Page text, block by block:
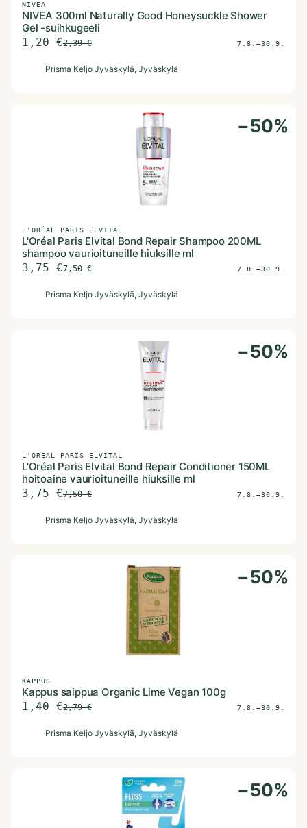
NIVEA
NIVEA 300ml Naturally Good Honeysuckle Shower
Gel -suihkugeeli
1,20 €2,39€ 7.8.–30.9.
Prisma Keljo Jyväskylä, Jyväskylä
−50%
L'ORÉAL PARIS ELVITAL
L'Oréal Paris Elvital Bond Repair Shampoo 200ML
shampoo vaurioituneille hiuksille ml
3,75 €7,50€ 7.8.–30.9.
Prisma Keljo Jyväskylä, Jyväskylä
−50%
L'ORÉAL PARIS ELVITAL
L'Oréal Paris Elvital Bond Repair Conditioner 150ML
hoitoaine vaurioituneille hiuksille ml
3,75 €7,50€ 7.8.–30.9.
Prisma Keljo Jyväskylä, Jyväskylä
−50%
KAPPUS
Kappus saippua Organic Lime Vegan 100g
1,40 €2,79€ 7.8.–30.9.
Prisma Keljo Jyväskylä, Jyväskylä
−50%